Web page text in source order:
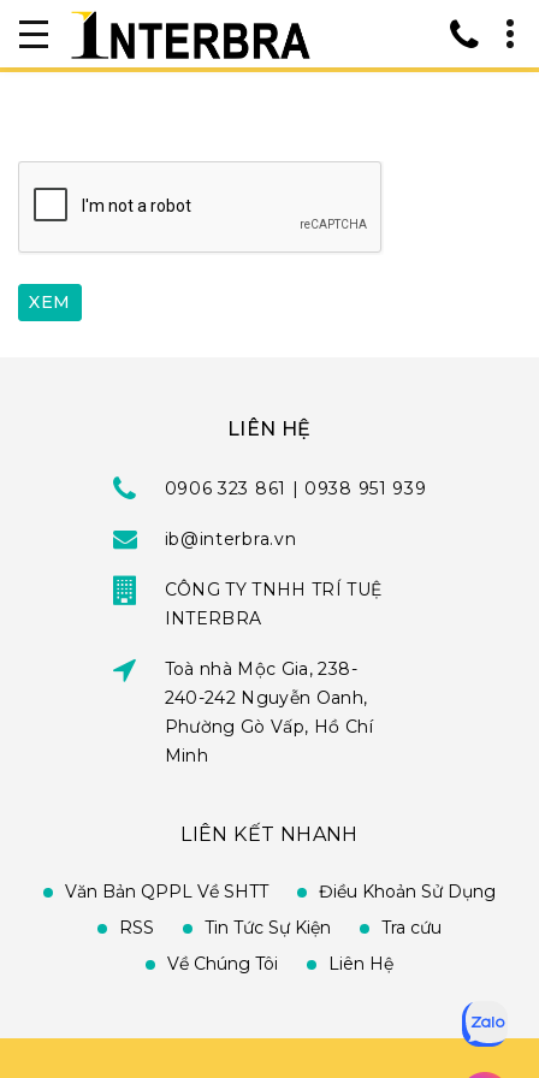
LIÊN HỆ
0906 323 861 | 0938 951 939
ib@interbra.vn
CÔNG TY TNHH TRÍ TUỆ
INTERBRA
Toà nhà Mộc Gia, 238-
240-242 Nguyễn Oanh,
Phường Gò Vấp, Hồ Chí
Minh
LIÊN KẾT NHANH
Văn Bản QPPL Về SHTT
Điều Khoản Sử Dụng
RSS
Tin Tức Sự Kiện
Tra cứu
Về Chúng Tôi
Liên Hệ